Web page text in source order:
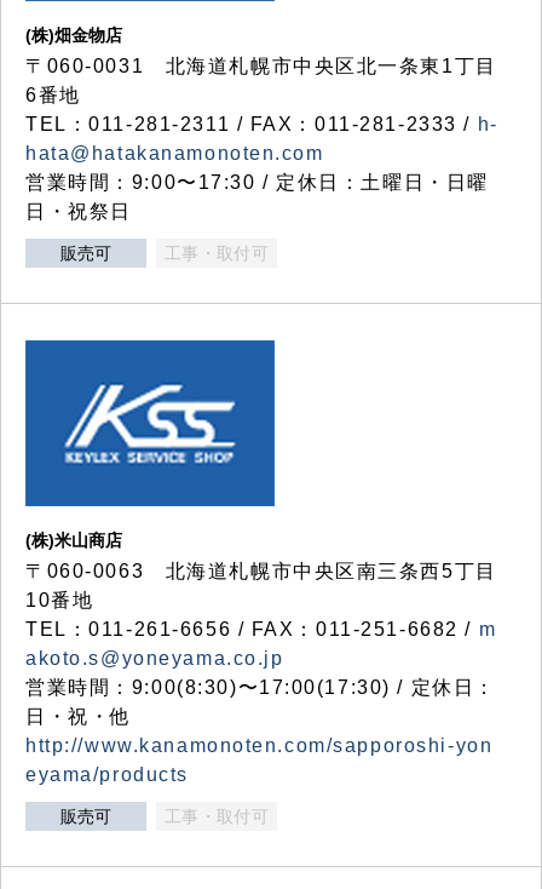
(株)畑金物店
〒060-0031 北海道札幌市中央区北一条東1丁目
6番地
TEL：011-281-2311 / FAX：011-281-2333 / h-
hata@hatakanamonoten.com
営業時間：9:00〜17:30 / 定休日：土曜日・日曜
日・祝祭日
販売可 工事・取付可
(株)米山商店
〒060-0063 北海道札幌市中央区南三条西5丁目
10番地
TEL：011-261-6656 / FAX：011-251-6682 / m
akoto.s@yoneyama.co.jp
営業時間：9:00(8:30)〜17:00(17:30) / 定休日：
日・祝・他
http://www.kanamonoten.com/sapporoshi-yon
eyama/products
販売可 工事・取付可